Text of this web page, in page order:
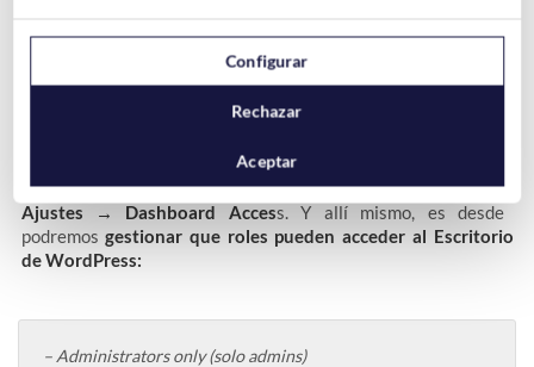
Una vez instalado Remove Dashboard Access, en el menú
principal de WordPress, aparecerá dentro de la sección de
Ajustes → Dashboard Access. Y allí mismo, es desde
podremosgestionar que roles pueden acceder al Escritorio
de WordPress:
– Administrators only (solo admins)
Configurar
Rechazar
Aceptar